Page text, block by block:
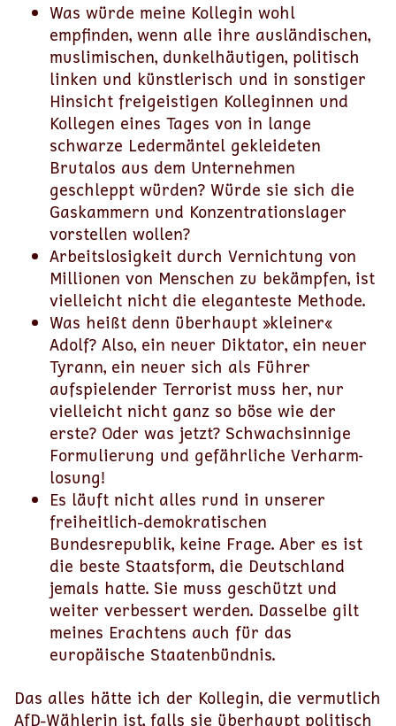
Was würde meine Kollegin wohl
empfinden, wenn alle ihre ausländischen,
muslimischen, dunkelhäutigen, politisch
linken und künstlerisch und in sonstiger
Hinsicht freigeistigen Kolleginnen und
Kollegen eines Tages von in lange
schwarze Ledermäntel gekleideten
Brutalos aus dem Unternehmen
geschleppt würden? Würde sie sich die
Gaskammern und Konzentrationslager
vorstellen wollen?
Arbeitslosigkeit durch Vernichtung von
Millionen von Menschen zu bekämpfen, ist
vielleicht nicht die eleganteste Methode.
Was heißt denn überhaupt »kleiner«
Adolf? Also, ein neuer Diktator, ein neuer
Tyrann, ein neuer sich als Führer
aufspielender Terrorist muss her, nur
vielleicht nicht ganz so böse wie der
erste? Oder was jetzt? Schwachsinnige
Formulierung und gefährliche Verharm­
losung!
Es läuft nicht alles rund in unserer
freiheitlich-demokratischen
Bundesrepublik, keine Frage. Aber es ist
die beste Staatsform, die Deutschland
jemals hatte. Sie muss geschützt und
weiter verbessert werden. Dasselbe gilt
meines Erachtens auch für das
europäische Staatenbündnis.
Das alles hätte ich der Kollegin, die vermutlich
AfD-Wählerin ist, falls sie überhaupt politisch